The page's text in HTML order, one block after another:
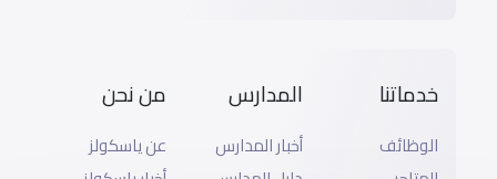
خدماتنا
الوظائف
المدارس
أخبار المدارس
من نحن
عن ياسكولز